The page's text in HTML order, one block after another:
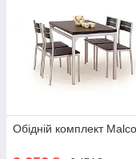
Обідній комплект